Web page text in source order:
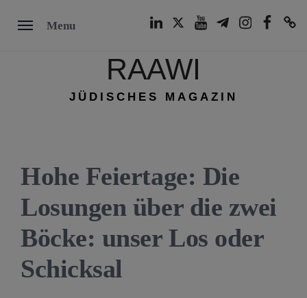
Menu
RAAWI
JÜDISCHES MAGAZIN
Hohe Feiertage: Die
Losungen über die zwei
Böcke: unser Los oder
Schicksal